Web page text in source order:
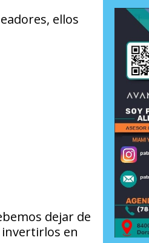
ellos
dejar de
en